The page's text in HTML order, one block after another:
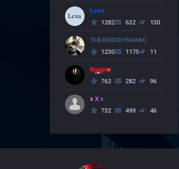
Lexa
1282
632 130
THEAERODYNAMIC
1230
1175 11
Kasper
762
282 96
x X x
732
499 46